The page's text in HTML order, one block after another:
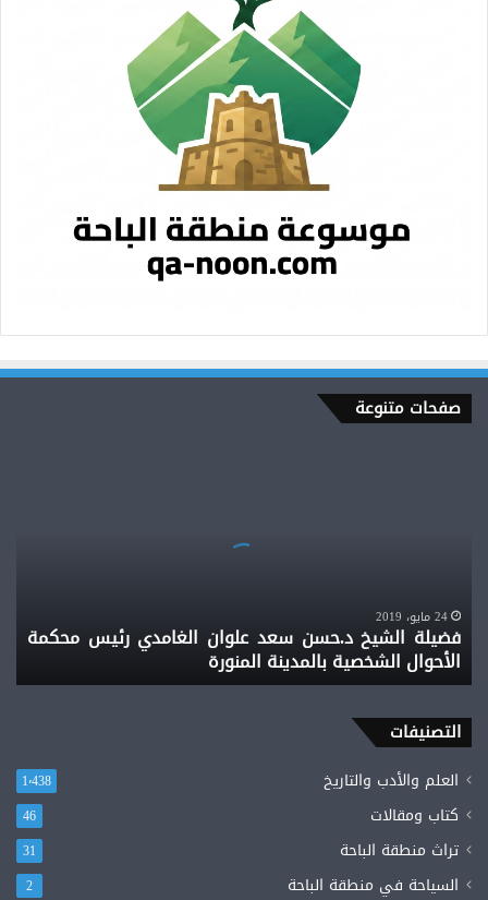
صفحات متنوعة
محكمة
الأحوال
الشخصية
بالمدينة
24 مايو، 2019
فضيلة الشيخ د.حسن سعد علوان الغامدي رئيس محكمة
الأحوال الشخصية بالمدينة المنورة
التصنيفات
العلم والأدب والتاريخ 1٬438
كتاب ومقالات 46
تراث منطقة الباحة 31
السياحة في منطقة الباحة 2